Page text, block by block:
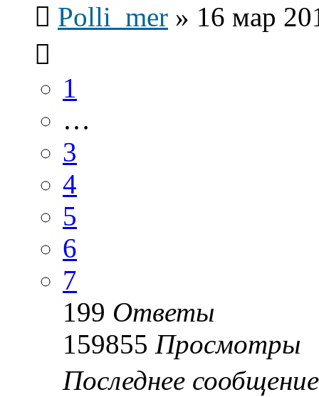
Polli_mer » 16 мар
1
…
3
4
5
6
7
199 Ответы
159855 Просмотры
Последнее